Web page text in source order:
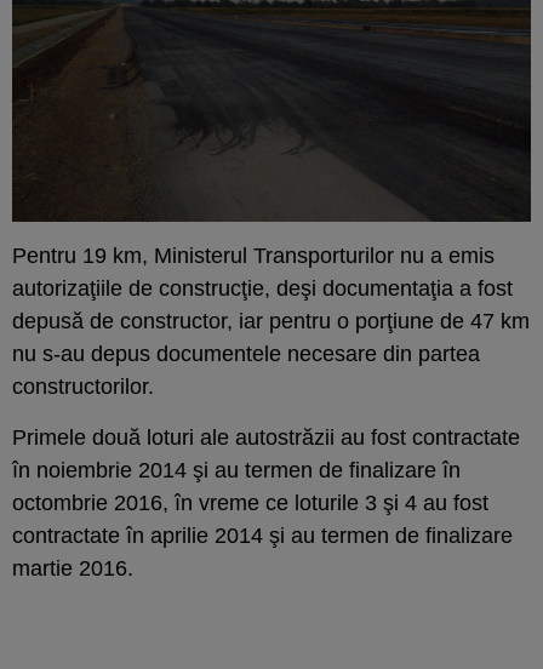
Pentru 19 km, Ministerul Transporturilor nu a emis
autorizaţiile de construcţie, deşi documentaţia a fost
depusă de constructor, iar pentru o porţiune de 47 km
nu s-au depus documentele necesare din partea
constructorilor.
Primele două loturi ale autostrăzii au fost contractate
în noiembrie 2014 şi au termen de finalizare în
octombrie 2016, în vreme ce loturile 3 şi 4 au fost
contractate în aprilie 2014 şi au termen de finalizare
martie 2016.